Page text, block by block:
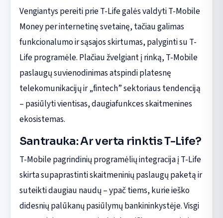
Vengiantys pereiti prie T-Life galės valdyti T-Mobile
Money per internetinę svetainę, tačiau galimas
funkcionalumo ir sąsajos skirtumas, palyginti su T-
Life programėle. Plačiau žvelgiant į rinką, T-Mobile
paslaugų suvienodinimas atspindi platesnę
telekomunikacijų ir „fintech” sektoriaus tendenciją
– pasiūlyti vientisas, daugiafunkces skaitmenines
ekosistemas.
Santrauka: Ar verta rinktis T-Life?
T-Mobile pagrindinių programėlių integracija į T-Life
skirta supaprastinti skaitmeninių paslaugų paketą ir
suteikti daugiau naudų – ypač tiems, kurie ieško
didesnių palūkanų pasiūlymų bankininkystėje. Visgi